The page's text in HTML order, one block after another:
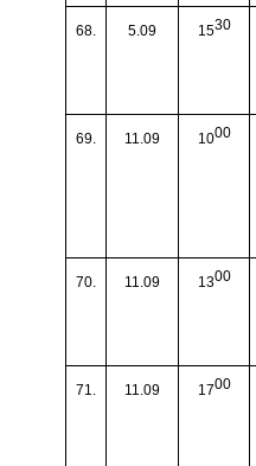
68. 5.09 1530
69. 11.09 1000
70. 11.09 1300
71. 11.09 1700